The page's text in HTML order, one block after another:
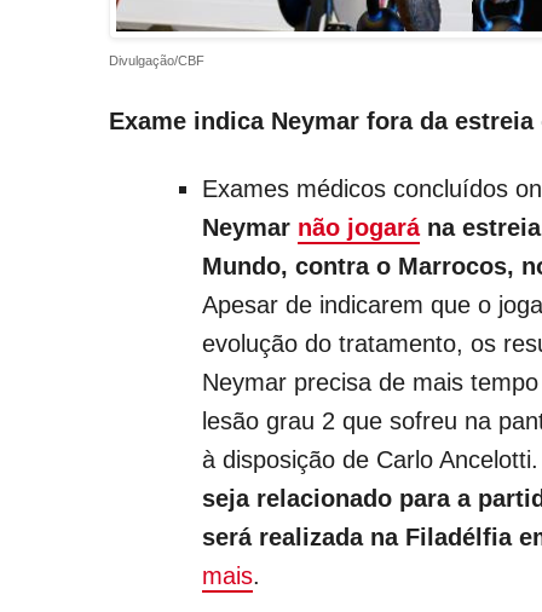
Divulgação/CBF
Exame indica Neymar fora da estreia
Exames médicos concluídos
Neymar não jogarána
Mundo, contra o Marrocos,
Apesar de indicarem que o
evolução do tratamento, os
Neymar precisa de mais
lesão grau 2 que sofreu na
à disposição de Carlo
seja relacionado para a
será realizada na Filadélfia
mais.